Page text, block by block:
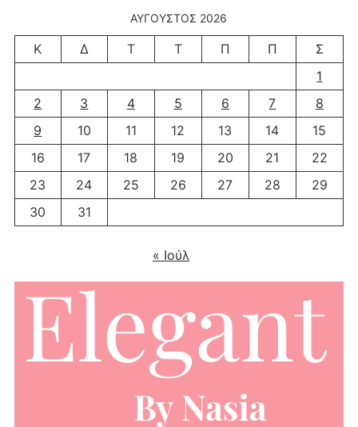
ΑΎΓΟΥΣΤΟΣ 2026
Κ Δ Τ Τ Π Π
Σ
1
2
3 4 5 6 7
8
9
10 11 12 13 14
15
16
17 18 19 20 21
22
23
24 25 26 27 28
29
30
31
« Ιούλ